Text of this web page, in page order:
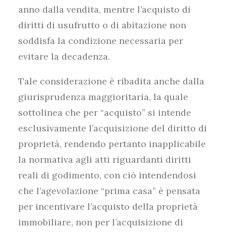
anno dalla vendita, mentre l’acquisto di
diritti di usufrutto o di abitazione non
soddisfa la condizione necessaria per
evitare la decadenza.
Tale considerazione è ribadita anche dalla
giurisprudenza maggioritaria, la quale
sottolinea che per “acquisto” si intende
esclusivamente l’acquisizione del diritto di
proprietà, rendendo pertanto inapplicabile
la normativa agli atti riguardanti diritti
reali di godimento, con ciò intendendosi
che l’agevolazione “prima casa” è pensata
per incentivare l’acquisto della proprietà
immobiliare, non per l’acquisizione di